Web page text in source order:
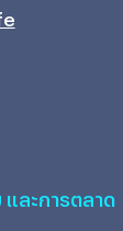
และการตลาด